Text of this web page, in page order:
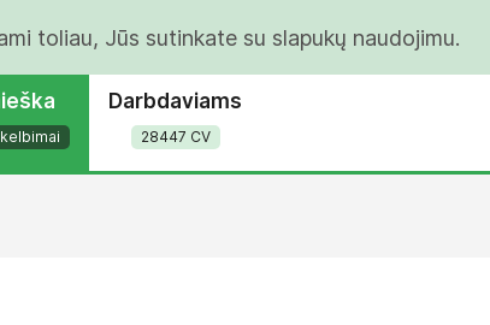
toliau, Jūs sutinkate su slapukų naudojimu.
Darbdaviams
28447 CV